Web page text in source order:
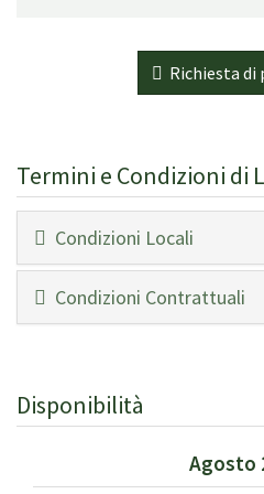
spogliatoio e bagno (vasca),
bagno (vasca); camera
Tutte le camere doppie
Terzo piano:
Camera doppia con aria
aria condizionata; Camera da
bagno (doccia).
CIN: IT028037B48NF95NS2 / CIR:
Richiesta di
Termini e Condizioni di
Condizioni Locali
Condizioni Contrattuali
Disponibilità
Agosto